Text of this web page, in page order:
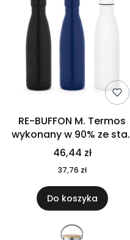
RE-BUFFON M. Termos
wykonany w 90% ze
nierdzewnej
pochodzącej z
recyklingu 520 ml 94294
46,44 zł
37,76 zł
Do koszyka